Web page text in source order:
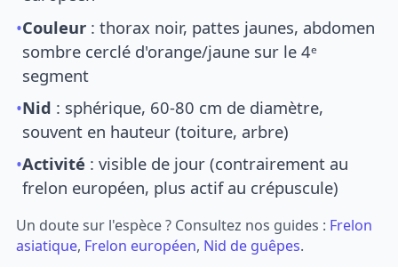
•Couleur : thorax noir, pattes jaunes, abdomen
sombre cerclé d'orange/jaune sur le 4ᵉ
segment
•Nid : sphérique, 60-80 cm de diamètre,
souvent en hauteur (toiture, arbre)
•Activité : visible de jour (contrairement au
frelon européen, plus actif au crépuscule)
Un doute sur l'espèce ? Consultez nos guides : Frelon
asiatique, Frelon européen, Nid de guêpes.